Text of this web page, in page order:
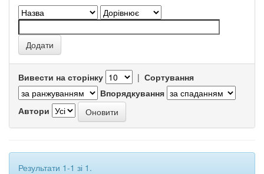
Вивести на сторінку | Сортування
Впорядкування
Автори
Результати 1-1 зі 1.